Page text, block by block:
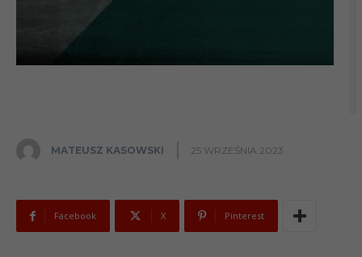
MATEUSZ KASOWSKI 25 WRZEŚNIA 2023
Facebook X Pinterest